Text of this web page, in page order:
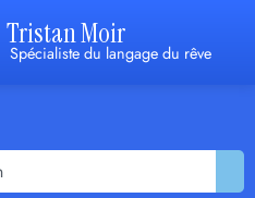
Tristan Moir
Spécialiste du langage du rêve